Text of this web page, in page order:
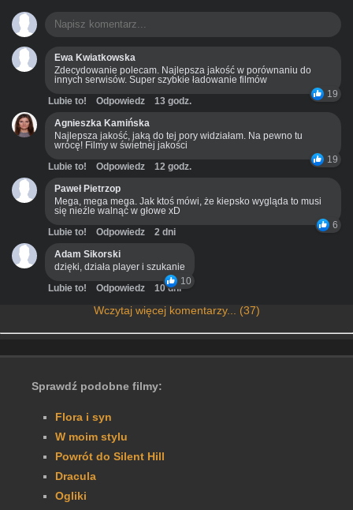
Ewa Kwiatkowska
Zdecydowanie polecam. Najlepsza jakość w porównaniu do
innych serwisów. Super szybkie ładowanie filmów
19
Lubie to! Odpowiedz
13 godz.
Agnieszka Kamińska
Najlepsza jakość, jaką do tej pory widziałam. Na pewno tu
wrócę! Filmy w świetnej jakości
19
Lubie to! Odpowiedz
12 godz.
Paweł Pietrzop
Mega, mega mega. Jak ktoś mówi, że kiepsko wygląda to musi
się nieźle walnąć w głowe xD
6
Lubie to! Odpowiedz
2 dni
Adam Sikorski
dzięki, działa player i szukanie
10
Lubie to! Odpowiedz 10 dni
Wczytaj więcej komentarzy... (37)
Sprawdź podobne filmy:
Flora i syn
W moim stylu
Powrót do Silent Hill
Dracula
Ogliki